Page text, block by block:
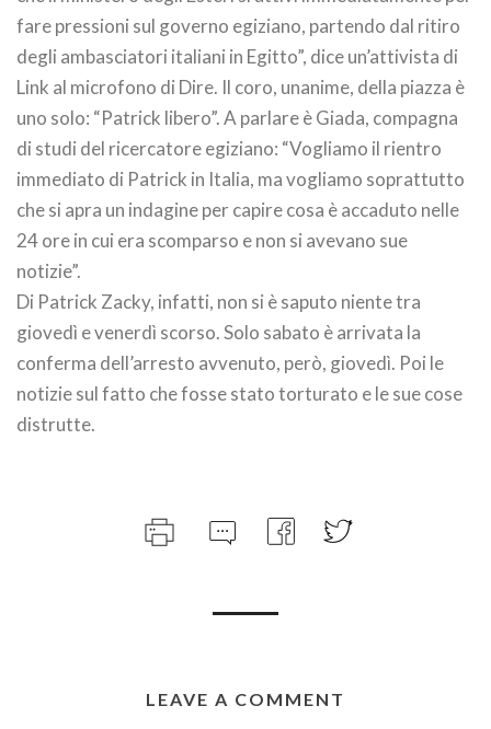
fare pressioni sul governo egiziano, partendo dal ritiro
degli ambasciatori italiani in Egitto”, dice un’attivista di
Link al microfono di Dire. Il coro, unanime, della piazza è
uno solo: “Patrick libero”. A parlare è Giada, compagna
di studi del ricercatore egiziano: “Vogliamo il rientro
immediato di Patrick in Italia, ma vogliamo soprattutto
che si apra un indagine per capire cosa è accaduto nelle
24 ore in cui era scomparso e non si avevano sue
notizie”.
Di Patrick Zacky, infatti, non si è saputo niente tra
giovedì e venerdì scorso. Solo sabato è arrivata la
conferma dell’arresto avvenuto, però, giovedì. Poi le
notizie sul fatto che fosse stato torturato e le sue cose
distrutte.
LEAVE A COMMENT